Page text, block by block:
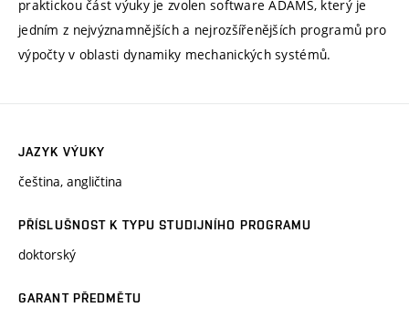
praktickou část výuky je zvolen software ADAMS, který je
jedním z nejvýznamnějších a nejrozšířenějších programů pro
výpočty v oblasti dynamiky mechanických systémů.
JAZYK VÝUKY
čeština, angličtina
PŘÍSLUŠNOST K TYPU STUDIJNÍHO PROGRAMU
doktorský
GARANT PŘEDMĚTU